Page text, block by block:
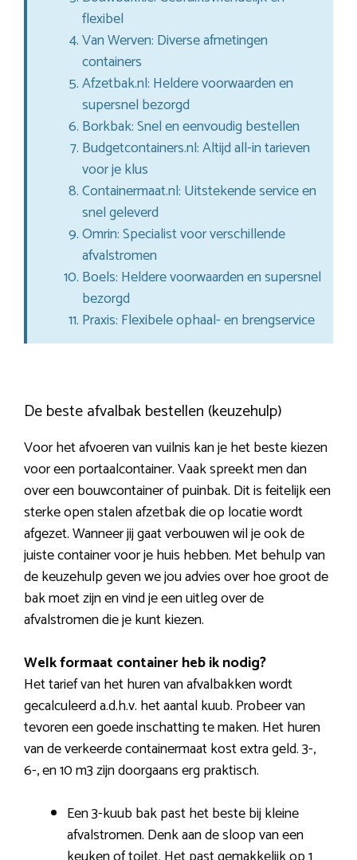
flexibel
Van Werven: Diverse afmetingen
containers
Afzetbak.nl: Heldere voorwaarden en
supersnel bezorgd
Borkbak: Snel en eenvoudig bestellen
Budgetcontainers.nl: Altijd all-in tarieven
voor je klus
Containermaat.nl: Uitstekende service en
snel geleverd
Omrin: Specialist voor verschillende
afvalstromen
Boels: Heldere voorwaarden en supersnel
bezorgd
Praxis: Flexibele ophaal- en brengservice
De beste afvalbak bestellen (keuzehulp)
Voor het afvoeren van vuilnis kan je het beste kiezen
voor een portaalcontainer. Vaak spreekt men dan
over een bouwcontainer of puinbak. Dit is feitelijk een
sterke open stalen afzetbak die op locatie wordt
afgezet. Wanneer jij gaat verbouwen wil je ook de
juiste container voor je huis hebben. Met behulp van
de keuzehulp geven we jou advies over hoe groot de
bak moet zijn en vind je een uitleg over de
afvalstromen die je kunt kiezen.
Welk formaat container heb ik nodig?
Het tarief van het huren van afvalbakken wordt
gecalculeerd a.d.h.v. het aantal kuub. Probeer van
tevoren een goede inschatting te maken. Het huren
van de verkeerde containermaat kost extra geld. 3-,
6-, en 10 m3 zijn doorgaans erg praktisch.
Een 3-kuub bak past het beste bij kleine
afvalstromen. Denk aan de sloop van een